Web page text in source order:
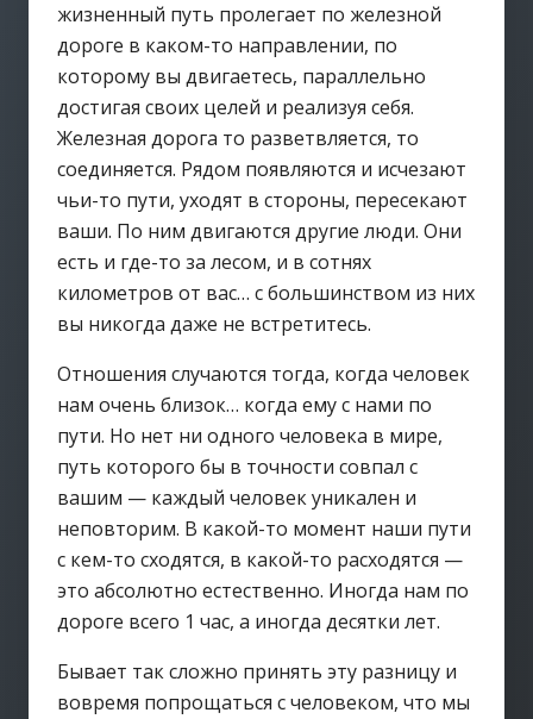
жизненный путь пролегает по железной
дороге в каком-то направлении, по
которому вы двигаетесь, параллельно
достигая своих целей и реализуя себя.
Железная дорога то разветвляется, то
соединяется. Рядом появляются и исчезают
чьи-то пути, уходят в стороны, пересекают
ваши. По ним двигаются другие люди. Они
есть и где-то за лесом, и в сотнях
километров от вас… с большинством из них
вы никогда даже не встретитесь.
Отношения случаются тогда, когда человек
нам очень близок… когда ему с нами по
пути. Но нет ни одного человека в мире,
путь которого бы в точности совпал c
вашим — каждый человек уникален и
неповторим. В какой-то момент наши пути
с кем-то сходятся, в какой-то расходятся —
это абсолютно естественно. Иногда нам по
дороге всего 1 час, а иногда десятки лет.
Бывает так сложно принять эту разницу и
вовремя попрощаться с человеком, что мы